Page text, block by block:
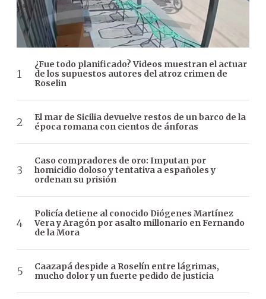
¿Fue todo planificado? Videos muestran el actuar
de los supuestos autores del atroz crimen de
Roselin
El mar de Sicilia devuelve restos de un barco de la
época romana con cientos de ánforas
Caso compradores de oro: Imputan por
homicidio doloso y tentativa a españoles y
ordenan su prisión
Policía detiene al conocido Diógenes Martínez
Vera y Aragón por asalto millonario en Fernando
de la Mora
Caazapá despide a Roselín entre lágrimas,
mucho dolor y un fuerte pedido de justicia